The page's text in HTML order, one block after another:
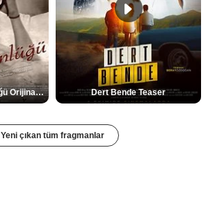
Bir Kadının Seks Günlüğü Orijinal Fragman Dert Bende Teaser
Yeni çıkan tüm fragmanlar